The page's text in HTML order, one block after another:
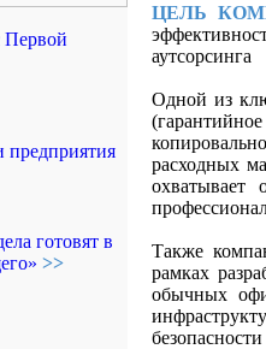
Первой
предприятия
готовят в
>>
ЦЕЛЬ
аутсорсинга
Одной из
расходных
охватывает
Также
рамках
обычных